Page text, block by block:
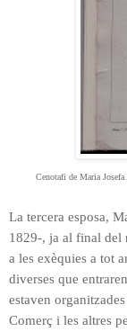
Cenotafi de Maria
La tercera esposa,
1829-, ja al final del
a les exèquies a tot
diverses que
estaven
Comerç i les altres